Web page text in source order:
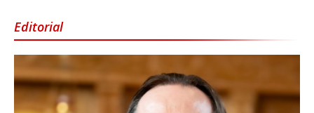
Editorial